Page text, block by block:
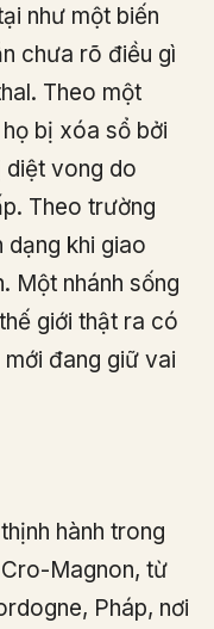
như một biến
chưa rõ điều gì
Theo một
bị xóa sổ bởi
diệt vong do
Theo trường
dạng khi giao
Một nhánh sống
giới thật ra có
đang giữ vai
hành trong
Magnon, từ
Pháp, nơi